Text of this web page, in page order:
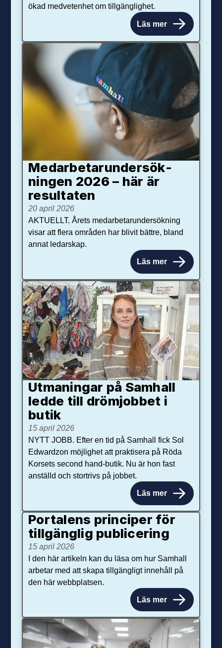
ökad medvetenhet om tillgänglighet.
Läs mer
Medarbetar­under­sök­
ningen 2026 – här är
resultaten
20 april 2026
AKTUELLT. Årets medarbetarundersökning
visar att flera områden har blivit bättre, bland
annat ledarskap.
Läs mer
Utmaningar på Sam­hall
ledde till dröm­jobbet i
butik
15 april 2026
NYTT JOBB. Efter en tid på Samhall fick Sol
Edwardzon möjlighet att praktisera på Röda
Korsets second hand-butik. Nu är hon fast
anställd och stortrivs på jobbet.
Läs mer
Portalens principer för
tillgänglig publicering
15 april 2026
I den här artikeln kan du läsa om hur Samhall
arbetar med att skapa tillgängligt innehåll på
den här webbplatsen.
Läs mer